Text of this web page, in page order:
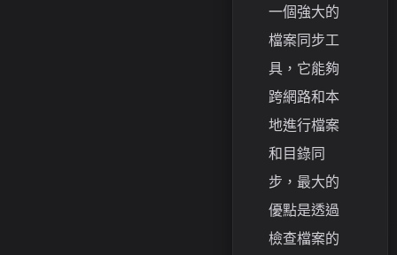
一個強大的
檔案同步工
具，它能夠
跨網路和本
地進行檔案
和目錄同
步，最大的
優點是透過
檢查檔案的